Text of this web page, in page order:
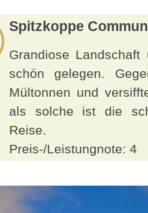
Spitzkoppe
Grandiose
schön gelegen.
Mültonnen und
als solche ist die
Reise.
Preis-/Leistungnote: 4